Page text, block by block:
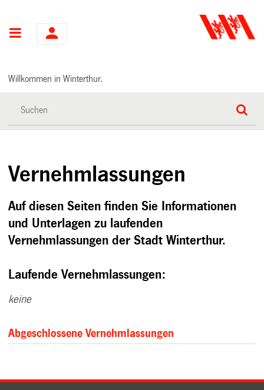
Hauptnavigation
Willkommen in Winterthur.
Vernehmlassungen
Auf diesen Seiten finden Sie Informationen
und Unterlagen zu laufenden
Vernehmlassungen der Stadt Winterthur.
Laufende Vernehmlassungen:
keine
Abgeschlossene Vernehmlassungen